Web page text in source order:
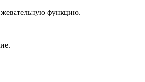
жевательную функцию.